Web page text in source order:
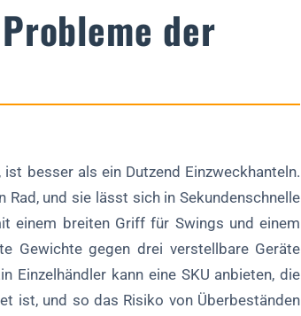
der
besser als ein Dutzend Einzweckhanteln.
und sie lässt sich in Sekundenschnelle
einem breiten Griff für Swings und einem
Gewichte gegen drei verstellbare Geräte
Einzelhändler kann eine SKU anbieten, die
ist, und so das Risiko von Überbeständen